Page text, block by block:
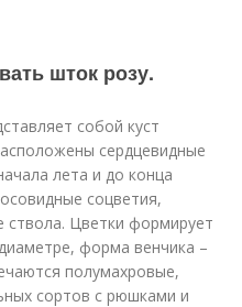
шток розу.
собой куст
сердцевидные
лета и до конца
соцветия,
ствола. Цветки формирует
форма венчика –
полумахровые,
сортов с рюшками и